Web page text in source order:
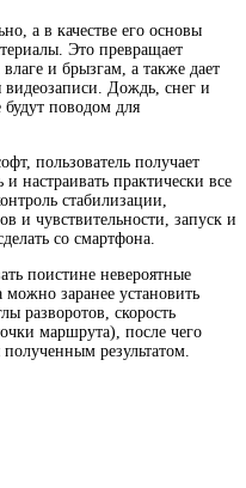
а в качестве его основы
Это превращает
и брызгам, а также дает
Дождь, снег и
поводом для
пользователь получает
настраивать практически все
стабилизации,
и чувствительности, запуск и
со смартфона.
поистине невероятные
заранее установить
разворотов, скорость
маршрута), после чего
полученным результатом.